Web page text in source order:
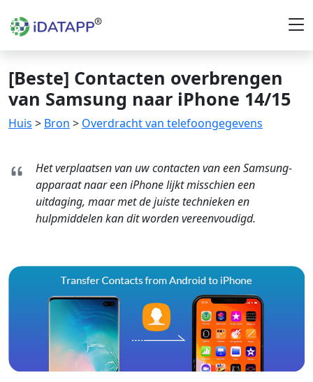
[Beste] Contacten overbrengen
van Samsung naar iPhone 14/15
Huis > Bron > Overdracht van telefoongegevens
Het verplaatsen van uw contacten van een Samsung-
apparaat naar een iPhone lijkt misschien een
uitdaging, maar met de juiste technieken en
hulpmiddelen kan dit worden vereenvoudigd.